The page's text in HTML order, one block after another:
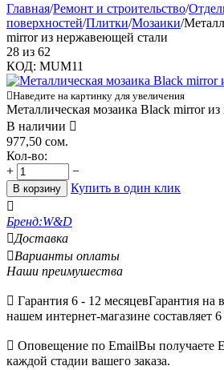
Главная/Ремонт и строительство/
поверхностей/Плитки/Мозаики/
mirror из нержавеющей стали
28 из 62
КОД: MUM11
Наведите на картинку для увеличения
Металлическая мозаика Black mirror
В наличии 
977,50 сом.
Кол-во:
+
−
В корзину
Купить в один клик

Бренд:W&D
Доставка
Варианты оплаты
Наши преимушества
 Гарантия 6 - 12 месяцевГарантия на
нашем интернет-магазине составляет
 Оповещение по EmailВы получаете
каждой стадии вашего заказа.